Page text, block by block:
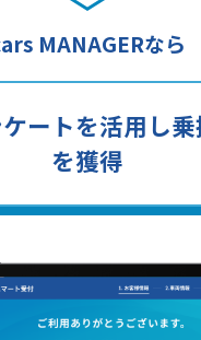
MANAGERなら
ートを活用し
を獲得